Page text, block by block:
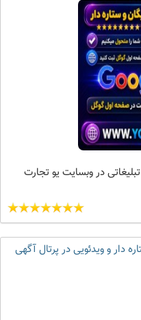
در وبسایت یو تجارت